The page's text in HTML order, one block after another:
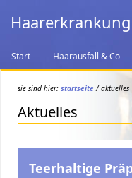
Start Haarausfall & Co
sie sind hier: startseite/ aktuelles
Aktuelles
Teerhaltige